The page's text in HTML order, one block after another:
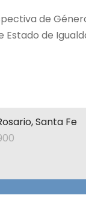
de
de
Santa Fe